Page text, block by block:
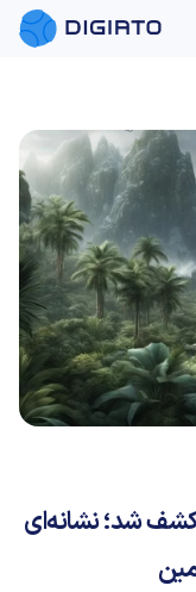
کشف شد؛ نشانه‌ای